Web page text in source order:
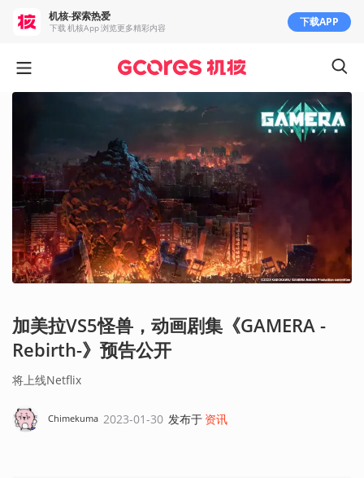
加美拉VS5怪兽，动画剧集《GAMERA -
Rebirth-》预告公开
将上线Netflix
Chimekuma 2023-01-30 发布于 资讯
机核-探索热爱
下载 机核App 浏览更多精彩内容 下载APP